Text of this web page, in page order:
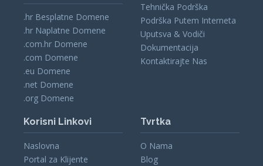
.hr Besplatne Domene
.hr Naplatne Domene
.com.hr Domene
.com Domene
.eu Domene
.net Domene
.org Domene
Tehnička Podrška
Podrška Putem Interneta
Uputsva & Vodiči
Dokumentacija
Kontaktirajte Nas
Korisni Linkovi
Naslovna
Portal za Klijente
Tvrtka
O Nama
Blog